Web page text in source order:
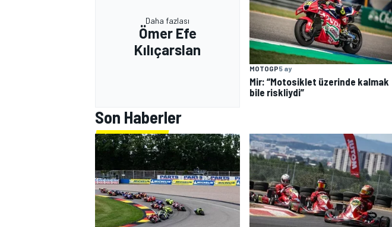
Daha fazlası
Ömer Efe
Kılıçarslan
MOTOGP5 ay
Mir: “Motosiklet üzerinde kalmak
bile riskliydi”
Son Haberler